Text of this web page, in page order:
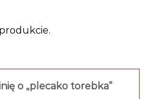
o „plecako torebka”